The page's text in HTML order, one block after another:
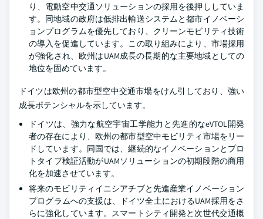
り、電動空中交通ソリューションの採用を後押ししていま
す。同地域の政府は低排出輸送システムと都市イノベーシ
ョンプログラムを優先しており、クリーンモビリティ技術
の導入を促進しています。この取り組みにより、市場採用
が強化され、欧州はUAM成長の長期的な主要地域としての
地位を固めています。
ドイツは欧州の都市型空中交通市場をけん引しており、強い
成長ポテンシャルを示しています。
ドイツは、強力な航空宇宙工学能力と先進的なeVTOL開発
者の存在により、欧州の都市型空中モビリティ市場をリー
ドしています。同国では、継続的なイノベーションとプロ
トタイプ検証活動がUAMソリューションの初期段階の商用
化を加速させています。
将来のモビリティイニシアチブと先進産業イノベーション
プログラムへの支援は、ドイツ全土におけるUAM採用をさ
らに強化しています。スマートシティ開発と次世代交通概